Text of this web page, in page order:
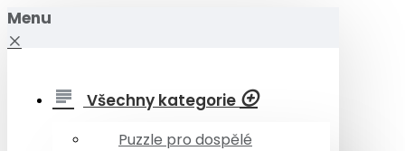
Menu
Všechny kategorie
Puzzle pro dospělé